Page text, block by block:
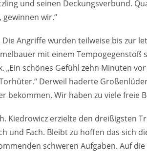
und seinen Deckungsverbund.
wir.“
Angriffe wurden teilweise bis zur
mit einem Tempogegenstoß
schönes Gefühl zehn Minuten
Derweil haderte
Wir haben zu viele freie
Kiedrowicz erzielte den dreißigsten
und Fach. Bleibt zu hoffen das sich
schweren Aufgaben. Auf